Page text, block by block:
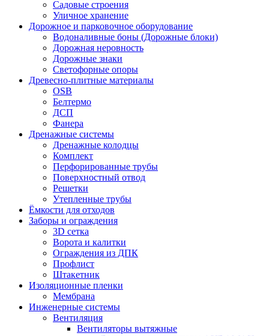
Садовые строения
Уличное хранение
Дорожное и парковочное оборудование
Водоналивные боны (Дорожные блоки)
Дорожная неровность
Дорожные знаки
Светофорные опоры
Древесно-плитные материалы
OSB
Белтермо
ДСП
Фанера
Дренажные системы
Дренажные колодцы
Комплект
Перфорированные трубы
Поверхностный отвод
Решетки
Утепленные трубы
Ёмкости для отходов
Заборы и ограждения
3D сетка
Ворота и калитки
Ограждения из ДПК
Профлист
Штакетник
Изоляционные пленки
Мембрана
Инженерные системы
Вентиляция
Вентиляторы вытяжные